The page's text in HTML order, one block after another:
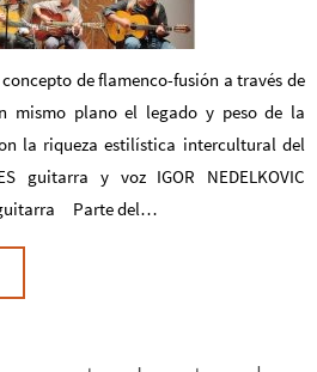
de flamenco-fusión a través de
mismo plano el legado y peso de la
la riqueza estilística intercultural del
guitarra y voz IGOR NEDELKOVIC
guitarra Parte del…